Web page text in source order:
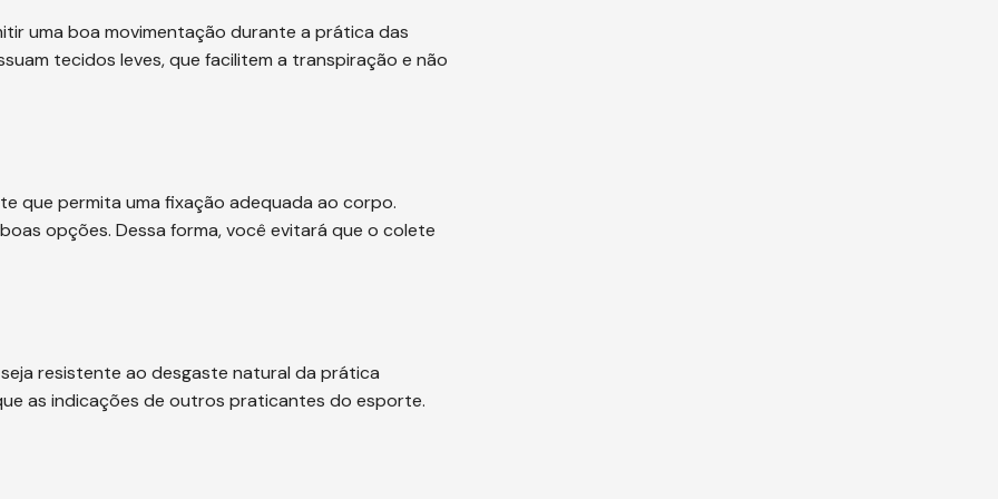
uma boa movimentação durante a prática das
tecidos leves, que facilitem a transpiração e não
que permita uma fixação adequada ao corpo.
opções. Dessa forma, você evitará que o colete
resistente ao desgaste natural da prática
as indicações de outros praticantes do esporte.